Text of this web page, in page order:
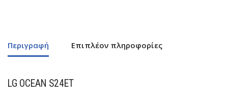
Περιγραφή Επιπλέον πληροφορίες
LG OCEAN S24ET